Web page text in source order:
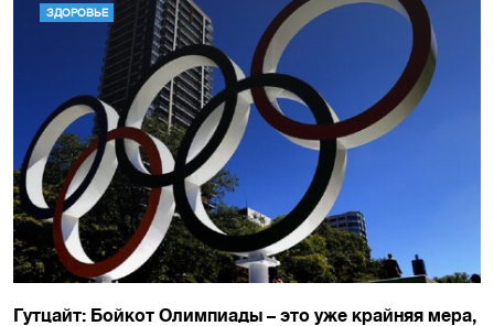
ЗДОРОВЬЕ
Гутцайт: Бойкот Олимпиады – это уже крайняя мера,